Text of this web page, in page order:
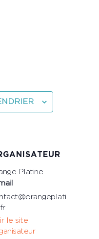
Platine
le site